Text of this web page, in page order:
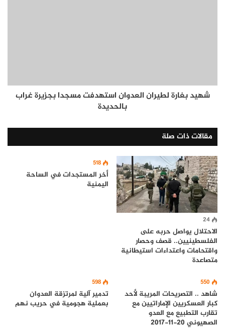
شهيد بغارة لطيران العدوان استهدفت مسجدا بجزيرة غراب
بالحديدة
مقالات ذات صلة
24
الاحتلال يواصل حربه على
الفلسطينيين.. قصف وحصار
واقتحامات واعتداءات استيطانية
متصاعدة
518
أخر المستجدات في الساحة
اليمنية
550
شاهد .. التصريحات المريبة لأحد
كبار العسكريين الإماراتيين مع
تقارب التطبيع مع العدو
الصهيوني 20-11-2017
598
تدمير آلية لمرتزقة العدوان
بعملية هجومية في حريب نهم